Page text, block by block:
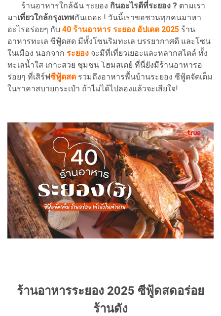
ร้านอาหารใกล้ฉัน ระยอง กินอะไรดีที่ระยอง ? ตามเรา
มาเที่ยวใกล้กรุงเทพกันเถอะ ! วันนี้เราขอชวนทุกคนมาหา
อะไรอร่อยๆ กับ 40 ร้านอาหาร ระยอง อัปเดต 2025 ร้าน
อาหารทะเล ซีฟู้ดสด มีทั้งโซนริมทะเล บรรยากาศดี และโซน
ในเมือง นอกจาก ระยอง จะมีที่เที่ยวเยอะและหลากสไตล์ ทั้ง
ทะเลน้ำใส เกาะสวย ชุมชน โฮมสเตย์ ที่นี่ยังมีร้านอาหารอ
ร่อยๆ ที่เสิร์ฟซีฟู้ดสด รวมถึงอาหารพื้นบ้านระยอง ซีฟู้ดจัดเต็ม
ในราคาสบายกระเป๋า ถ้าไม่ได้ไปลองแล้วจะเสียใจ!
ร้านอาหารระยอง 2025 ซีฟู้ดสดอร่อย
ร้านดัง